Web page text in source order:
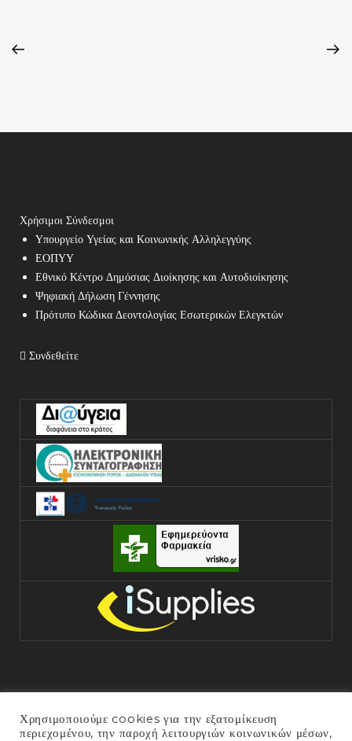
Χρήσιμοι Σύνδεσμοι
Υπουργείο Υγείας και Κοινωνικής Αλληλεγγύης
ΕΟΠΥΥ
Εθνικό Κέντρο Δημόσιας Διοίκησης και Αυτοδιοίκησης
Ψηφιακή Δήλωση Γέννησης
Πρότυπο Κώδικα Δεοντολογίας Εσωτερικών Ελεγκτών
Συνδεθείτε
Χρησιμοποιούμε cookies για την εξατομίκευση
περιεχομένου, την παροχή λειτουργιών κοινωνικών μέσων,